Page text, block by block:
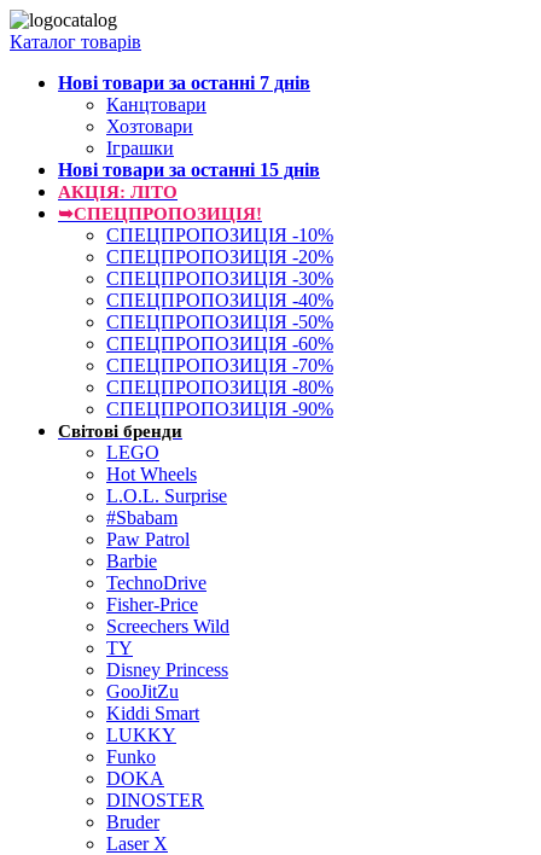
Каталог товарів
Нові товари за останнi 7 днiв
Канцтовари
Хозтовари
Іграшки
Нові товари за останнi 15 днiв
АКЦІЯ: ЛІТО
➥СПЕЦПРОПОЗИЦІЯ!
СПЕЦПРОПОЗИЦІЯ -10%
СПЕЦПРОПОЗИЦІЯ -20%
СПЕЦПРОПОЗИЦІЯ -30%
СПЕЦПРОПОЗИЦІЯ -40%
СПЕЦПРОПОЗИЦІЯ -50%
СПЕЦПРОПОЗИЦІЯ -60%
СПЕЦПРОПОЗИЦІЯ -70%
СПЕЦПРОПОЗИЦІЯ -80%
СПЕЦПРОПОЗИЦІЯ -90%
Світові бренди
LEGO
Hot Wheels
L.O.L. Surprise
#Sbabam
Paw Patrol
Barbie
TechnoDrive
Fisher-Price
Screechers Wild
TY
Disney Princess
GooJitZu
Kiddi Smart
LUKKY
Funko
DOKA
DINOSTER
Bruder
Laser X